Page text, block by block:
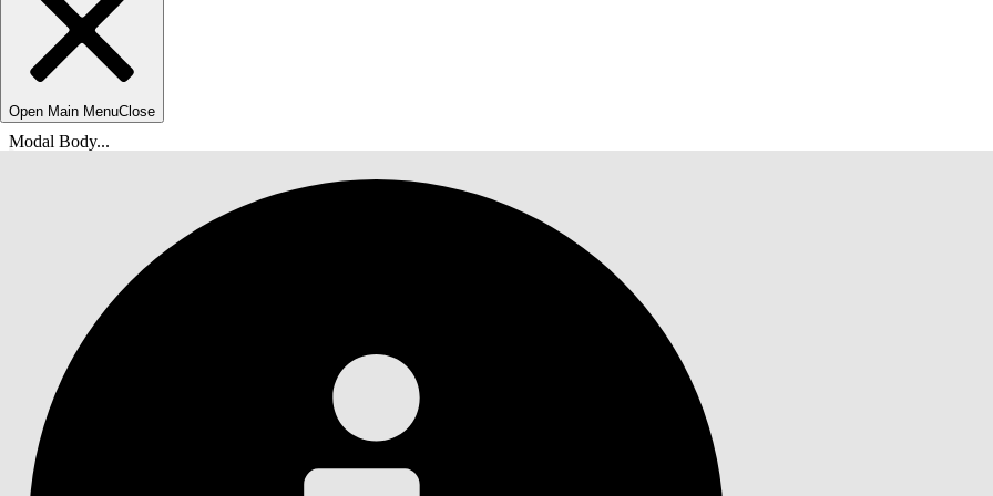
Open Main MenuClose
Modal Body...
Gestión de comentarios